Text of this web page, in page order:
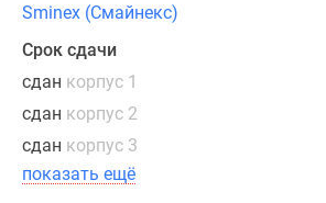
личным
гардеробом,
санузлами
и
постирочными
помещениями.
Sminex (Смайнекс)
Срок сдачи
сдан корпус 1
сдан корпус 2
сдан корпус 3
показать ещё